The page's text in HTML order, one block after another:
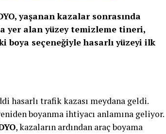
yaşanan kazalar sonrasında
yer alan yüzey temizleme tineri,
boya seçeneğiyle hasarlı yüzeyi ilk
hasarlı trafik kazası meydana geldi.
boyanma ihtiyacı anlamına geliyor.
, kazaların ardından araç boyama